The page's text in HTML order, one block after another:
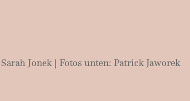
Jonek | Fotos unten: Patrick Jaworek